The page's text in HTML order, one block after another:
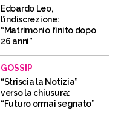
Edoardo Leo,
l’indiscrezione:
“Matrimonio finito dopo
26 anni”
GOSSIP
“Striscia la Notizia”
verso la chiusura:
“Futuro ormai segnato”